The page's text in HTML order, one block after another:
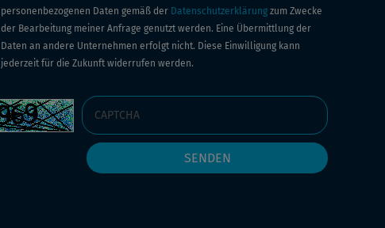
personenbezogenen Daten gemäß der Datenschutzerklärung zum Zwecke
der Bearbeitung meiner Anfrage genutzt werden. Eine Übermittlung der
Daten an andere Unternehmen erfolgt nicht. Diese Einwilligung kann
jederzeit für die Zukunft widerrufen werden.